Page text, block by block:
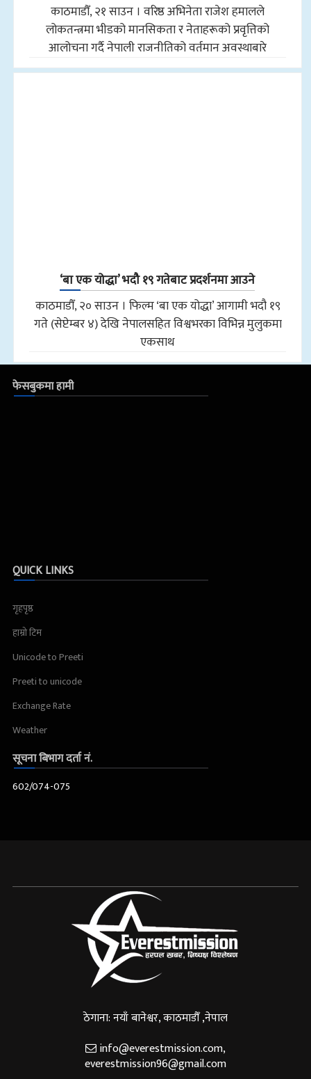
काठमाडौँ, २१ साउन । वरिष्ठ अभिनेता राजेश हमालले
लोकतन्त्रमा भीडको मानसिकता र नेताहरूको प्रवृत्तिको
आलोचना गर्दै नेपाली राजनीतिको वर्तमान अवस्थाबारे
‘बा एक योद्धा’ भदौ १९ गतेबाट प्रदर्शनमा आउने
काठमाडौँ, २० साउन । फिल्म ‘बा एक योद्धा’ आगामी भदौ १९
गते (सेप्टेम्बर ४) देखि नेपालसहित विश्वभरका विभिन्न मुलुकमा
एकसाथ
फेसबुकमा हामी
QUICK LINKS
गृहपृष्ठ
हाम्रो टिम
Unicode to Preeti
Preeti to unicode
Exchange Rate
Weather
सूचना बिभाग दर्ता नं.
602/074-075
ठेगाना: नयाँ बानेश्वर, काठमाडौँ ,नेपाल
info@everestmission.com,
everestmission96@gmail.com